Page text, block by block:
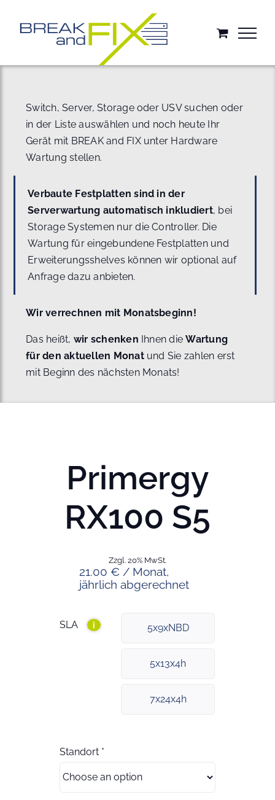
springen
Switch, Server, Storage oder USV suchen oder
in der Liste auswählen und noch heute Ihr
Gerät mit BREAK and FIX unter Hardware
Wartung stellen.
Verbaute Festplatten sind in der
Serverwartung automatisch inkludiert, bei
Storage Systemen nur die Controller. Die
Wartung für eingebundene Festplatten und
Erweiterungsshelves können wir optional auf
Anfrage dazu anbieten.
Wir verrechnen mit Monatsbeginn!
Das heißt, wir schenken Ihnen dieWartung
für den aktuellen Monat und Sie zahlen erst
mit Beginn des nächsten Monats!
Primergy
RX100 S5
21.00 € / Monat,
jährlich abgerechnet
Zzgl. 20% MwSt.
SLA i 5x9xNBD
5x13x4h
7x24x4h
Standort *